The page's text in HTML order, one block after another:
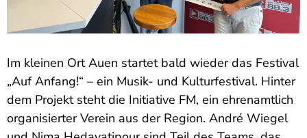
Im kleinen Ort Auen startet bald wieder das Festival
„Auf Anfang!“ – ein Musik- und Kulturfestival. Hinter
dem Projekt steht die Initiative FM, ein ehrenamtlich
organisierter Verein aus der Region. André Wiegel